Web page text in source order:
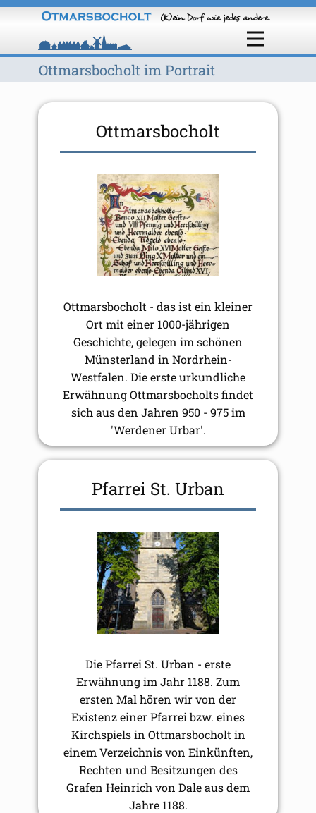
Ottmarsbocholt im Portrait
Ottmarsbocholt
Ottmarsbocholt - das ist ein kleiner
Ort mit einer 1000-jährigen
Geschichte, gelegen im schönen
Münsterland in Nordrhein-
Westfalen. Die erste urkundliche
Erwähnung Ottmarsbocholts findet
sich aus den Jahren 950 - 975 im
'Werdener Urbar'.
Pfarrei St. Urban
Die Pfarrei St. Urban - erste
Erwähnung im Jahr 1188. Zum
ersten Mal hören wir von der
Existenz einer Pfarrei bzw. eines
Kirchspiels in Ottmarsbocholt in
einem Verzeichnis von Einkünften,
Rechten und Besitzungen des
Grafen Heinrich von Dale aus dem
Jahre 1188.